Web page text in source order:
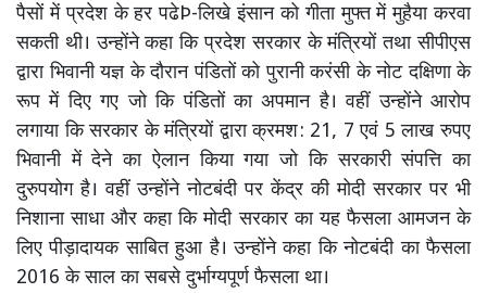
पैसों में प्रदेश के हर पढेÞ-लिखे इंसान को गीता मुफ्त में मुहैया करवा
सकती थी। उन्होंने कहा कि प्रदेश सरकार के मंत्रियों तथा सीपीएस
द्वारा भिवानी यज्ञ के दौरान पंडितों को पुरानी करंसी के नोट दक्षिणा के
रूप में दिए गए जो कि पंडितों का अपमान है। वहीं उन्होंने आरोप
लगाया कि सरकार के मंत्रियों द्वारा क्रमश: 21, 7 एवं 5 लाख रुपए
भिवानी में देने का ऐलान किया गया जो कि सरकारी संपत्ति का
दुरुपयोग है। वहीं उन्होंने नोटबंदी पर केंद्र की मोदी सरकार पर भी
निशाना साधा और कहा कि मोदी सरकार का यह फैसला आमजन के
लिए पीड़ादायक साबित हुआ है। उन्होंने कहा कि नोटबंदी का फैसला
2016 के साल का सबसे दुर्भाग्यपूर्ण फैसला था।